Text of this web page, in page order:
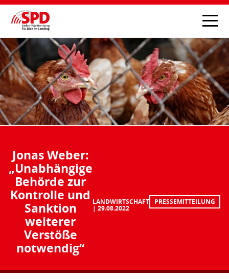
Jonas Weber:
„Unabhängige
Behörde zur
Kontrolle und
Sanktion
weiterer
Verstöße
notwendig“
LANDWIRTSCHAFT
29.08.2022
PRESSEMITTEILUNG